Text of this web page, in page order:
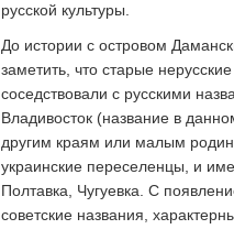
русской культуры.
До истории с островом
заметить, что старые
соседствовали с русскими
Владивосток (название в
другим краям или малым
украинские переселенцы, и
Полтавка, Чугуевка. С
советские названия,